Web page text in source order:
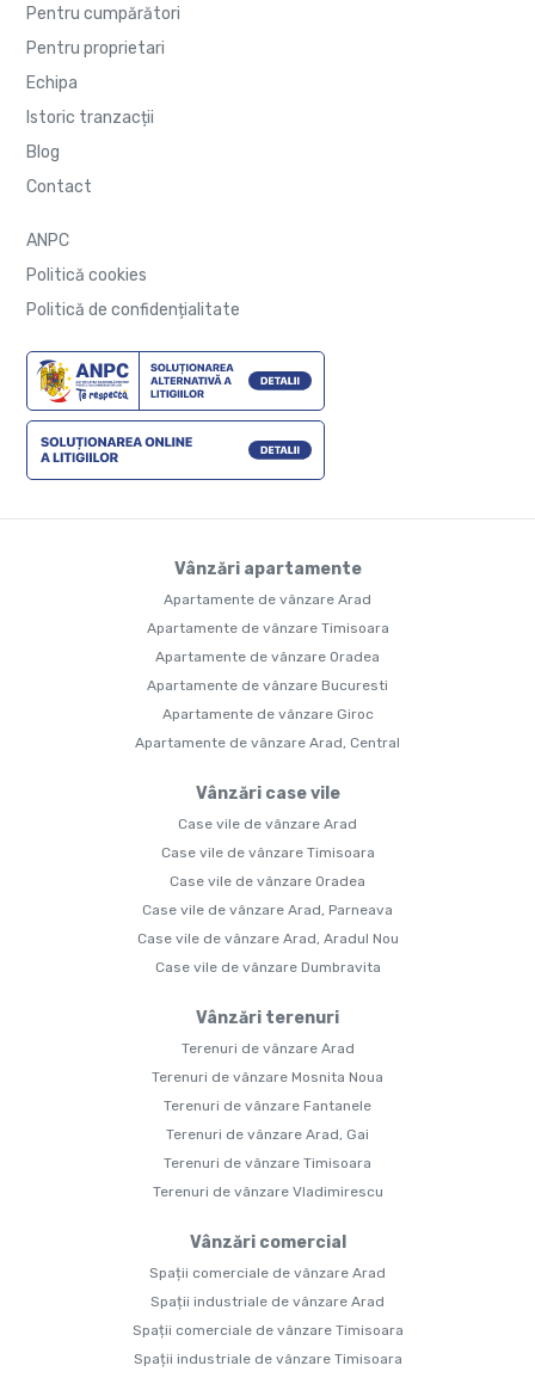
Pentru cumpărători
Pentru proprietari
Echipa
Istoric tranzacții
Blog
Contact
ANPC
Politică cookies
Politică de confidențialitate
Vânzări apartamente
Apartamente de vânzare Arad
Apartamente de vânzare Timisoara
Apartamente de vânzare Oradea
Apartamente de vânzare Bucuresti
Apartamente de vânzare Giroc
Apartamente de vânzare Arad, Central
Vânzări case vile
Case vile de vânzare Arad
Case vile de vânzare Timisoara
Case vile de vânzare Oradea
Case vile de vânzare Arad, Parneava
Case vile de vânzare Arad, Aradul Nou
Case vile de vânzare Dumbravita
Vânzări terenuri
Terenuri de vânzare Arad
Terenuri de vânzare Mosnita Noua
Terenuri de vânzare Fantanele
Terenuri de vânzare Arad, Gai
Terenuri de vânzare Timisoara
Terenuri de vânzare Vladimirescu
Vânzări comercial
Spații comerciale de vânzare Arad
Spații industriale de vânzare Arad
Spații comerciale de vânzare Timisoara
Spații industriale de vânzare Timisoara